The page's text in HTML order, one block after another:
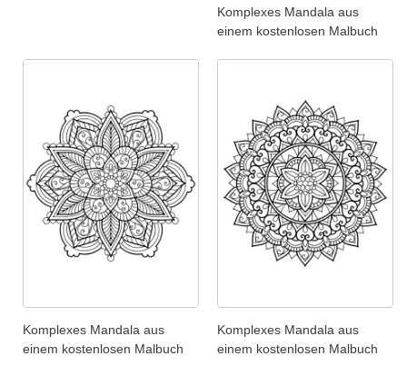
Komplexes Mandala aus
einem kostenlosen Malbuch
Komplexes Mandala aus
einem kostenlosen Malbuch
Komplexes Mandala aus
einem kostenlosen Malbuch